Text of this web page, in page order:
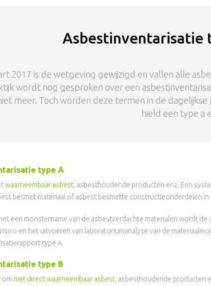
Asbestinventarisatie
2017 is de wetgeving gewijzigd en vallen alle
wordt nog gesproken over een
meer. Toch worden deze termen in de
hield een type a
type A
waarneembaar asbest , asbesthoudende producten enz. Een
besmet materiaal of asbest besmette constructieonderdelen
een monstername van de asbestverdachte materialen wordt
en het uitvoeren van laboratoriumanalyse van de
type A.
type B
om niet direct waarneembaar asbest , asbesthoudende producten